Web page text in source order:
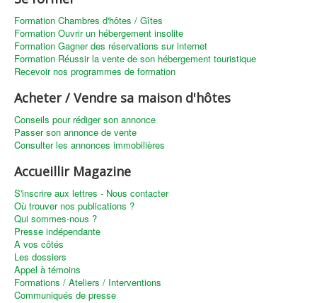
Formation Chambres d'hôtes / Gîtes
Formation Ouvrir un hébergement insolite
Formation Gagner des réservations sur internet
Formation Réussir la vente de son hébergement touristique
Recevoir nos programmes de formation
Acheter / Vendre sa maison d'hôtes
Conseils pour rédiger son annonce
Passer son annonce de vente
Consulter les annonces immobilières
Accueillir Magazine
S'inscrire aux lettres - Nous contacter
Où trouver nos publications ?
Qui sommes-nous ?
Presse indépendante
A vos côtés
Les dossiers
Appel à témoins
Formations / Ateliers / Interventions
Communiqués de presse